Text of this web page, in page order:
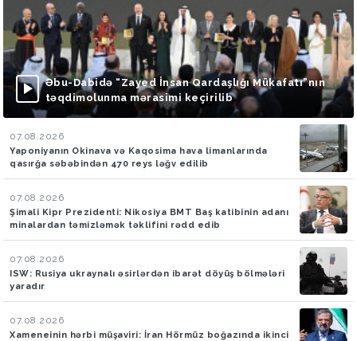
Əbu-Dabidə “Zayed İnsan Qardaşlığı Mükafatı”nın
təqdimolunma mərasimi keçirilib
07.08.2026
Yaponiyanın Okinava və Kaqosima hava limanlarında
qasırğa səbəbindən 470 reys ləğv edilib
07.08.2026
Şimali Kipr Prezidenti: Nikosiya BMT Baş katibinin adanı
minalardan təmizləmək təklifini rədd edib
07.08.2026
ISW: Rusiya ukraynalı əsirlərdən ibarət döyüş bölmələri
yaradır
07.08.2026
Xameneinin hərbi müşaviri: İran Hörmüz boğazında ikinci